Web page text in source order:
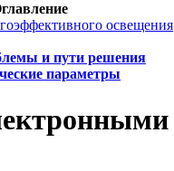
освещения
и пути решения
параметры